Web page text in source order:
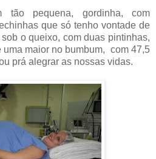
tão pequena, gordinha, com
que só tenho vontade de
o queixo, com duas pintinhas,
uma maior no bumbum, com 47,5
prá alegrar as nossas vidas.